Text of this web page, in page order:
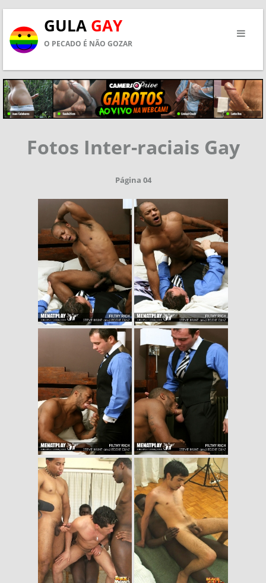
GULA GAY
O PECADO É NÃO GOZAR
Fotos Inter-raciais Gay
Página 04